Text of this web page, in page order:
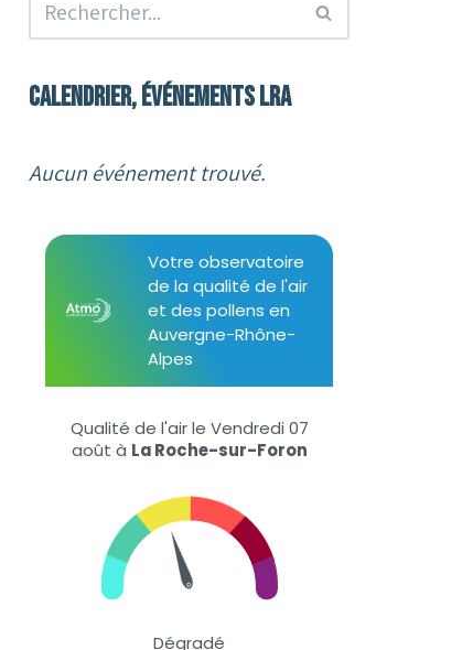
Calendrier, événements LRA
Aucun événement trouvé.